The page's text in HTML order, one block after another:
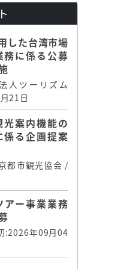
した台湾市場
務に係る公募
人ツーリズム
21日
案内機能の
る企画提案
都市観光協会 /
アー事業業務
:2026年09月04